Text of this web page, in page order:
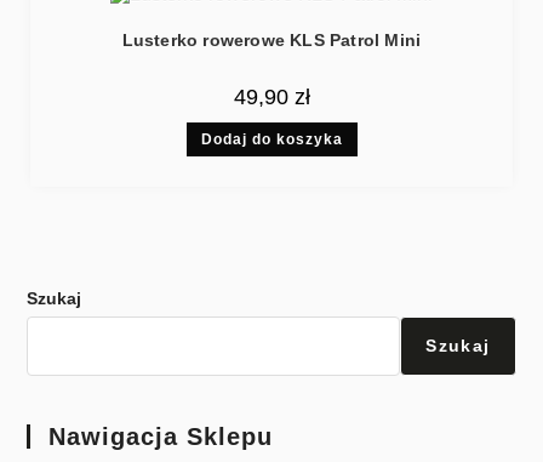
Lusterko rowerowe KLS Patrol Mini
49,90 zł
Dodaj do koszyka
Szukaj
Szukaj
Nawigacja Sklepu